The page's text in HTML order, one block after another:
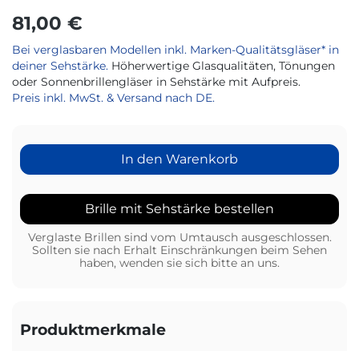
81,00 €
Bei verglasbaren Modellen inkl. Marken-Qualitätsgläser* in
deiner Sehstärke. Höherwertige Glasqualitäten, Tönungen
oder Sonnenbrillengläser in Sehstärke mit Aufpreis.
Preis inkl. MwSt. & Versand nach DE.
In den Warenkorb
Brille mit Sehstärke bestellen
Verglaste Brillen sind vom Umtausch ausgeschlossen.
Sollten sie nach Erhalt Einschränkungen beim Sehen
haben, wenden sie sich bitte an uns.
Produktmerkmale